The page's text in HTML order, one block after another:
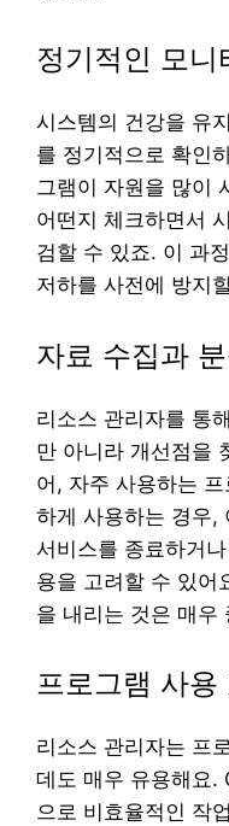
정기적인 모니
시스템의 건강을 유
를 정기적으로 확인
그램이 자원을 많이
어떤지 체크하면서
검할 수 있죠. 이 과
저하를 사전에 방지
자료 수집과
리소스 관리자를 통
만 아니라 개선점을
어, 자주 사용하는
하게 사용하는 경우,
서비스를 종료하거
용을 고려할 수 있어
을 내리는 것은 매우
프로그램 사용
리소스 관리자는 프
데도 매우 유용해요.
으로 비효율적인 작